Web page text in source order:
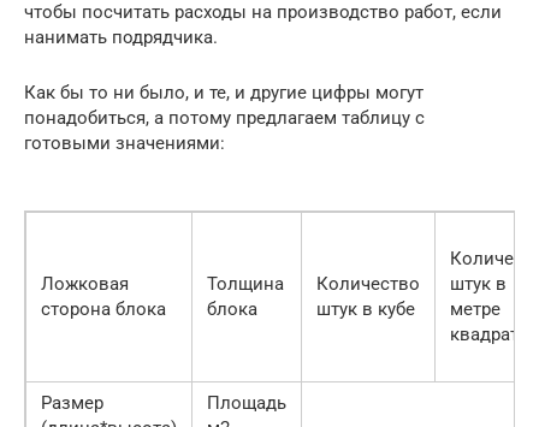
чтобы посчитать расходы на производство работ, если
нанимать подрядчика.
Как бы то ни было, и те, и другие цифры могут
понадобиться, а потому предлагаем таблицу с
готовыми значениями:
Ложковая
сторона блока
Толщина
блока
Количество
штук в кубе
штук в
метре
Размер
Площадь